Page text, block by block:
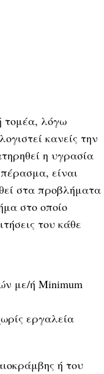
τομέα, λόγω
κανείς την
η υγρασία
είναι
στα προβλήματα
στο οποίο
του κάθε
με/ή Minimum
εργαλεία
ή του